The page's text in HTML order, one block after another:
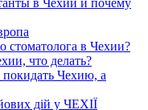
в Чехии и почему
стоматолога в Чехии?
что делать?
Чехию, а
дій у ЧЕХІЇ